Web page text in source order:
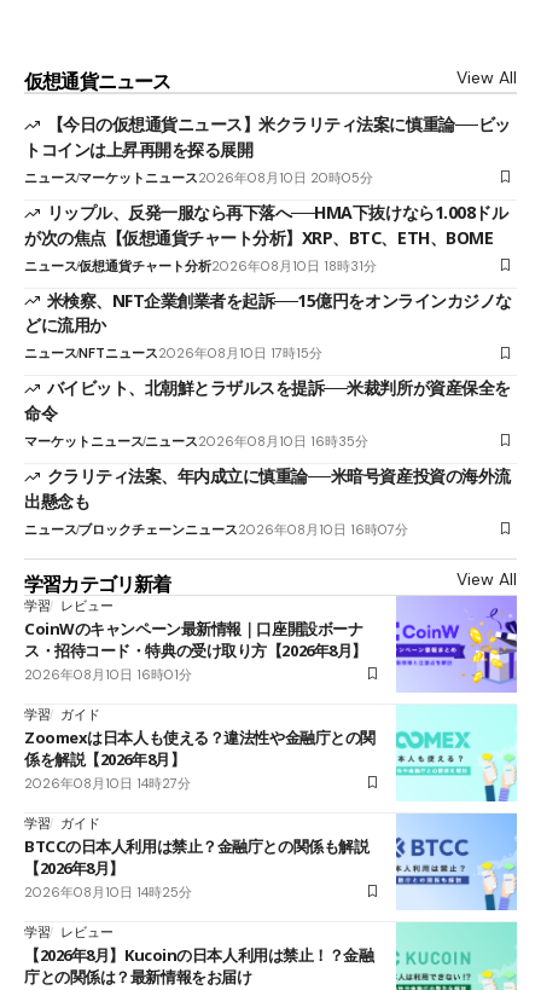
仮想通貨ニュース View All
【今日の仮想通貨ニュース】米クラリティ法案に慎重論──ビッ
トコインは上昇再開を探る展開
ニュースマーケットニュース2026年08月10日 20時05分
リップル、反発一服なら再下落へ──HMA下抜けなら1.008ドル
が次の焦点【仮想通貨チャート分析】XRP、BTC、ETH、BOME
ニュース仮想通貨チャート分析2026年08月10日 18時31分
米検察、NFT企業創業者を起訴──15億円をオンラインカジノな
どに流用か
ニュースNFTニュース2026年08月10日 17時15分
バイビット、北朝鮮とラザルスを提訴──米裁判所が資産保全を
命令
マーケットニュースニュース2026年08月10日 16時35分
クラリティ法案、年内成立に慎重論──米暗号資産投資の海外流
出懸念も
ニュースブロックチェーンニュース2026年08月10日 16時07分
学習カテゴリ新着 View All
学習 レビュー
CoinWのキャンペーン最新情報｜口座開設ボーナ
ス・招待コード・特典の受け取り方【2026年8月】
2026年08月10日 16時01分
学習 ガイド
Zoomexは日本人も使える？違法性や金融庁との関
係を解説【2026年8月】
2026年08月10日 14時27分
学習 ガイド
BTCCの日本人利用は禁止？金融庁との関係も解説
【2026年8月】
2026年08月10日 14時25分
学習 レビュー
【2026年8月】Kucoinの日本人利用は禁止！？金融
庁との関係は？最新情報をお届け